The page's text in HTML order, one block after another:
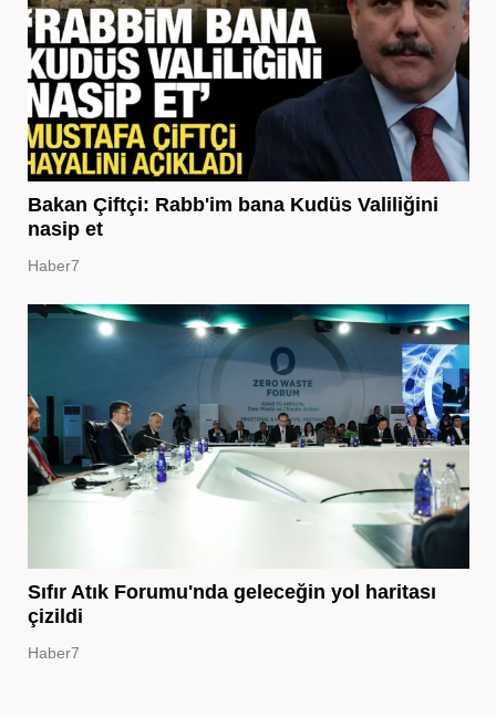
Bakan Çiftçi: Rabb'im bana Kudüs Valiliğini
nasip et
Haber7
Sıfır Atık Forumu'nda geleceğin yol haritası
çizildi
Haber7